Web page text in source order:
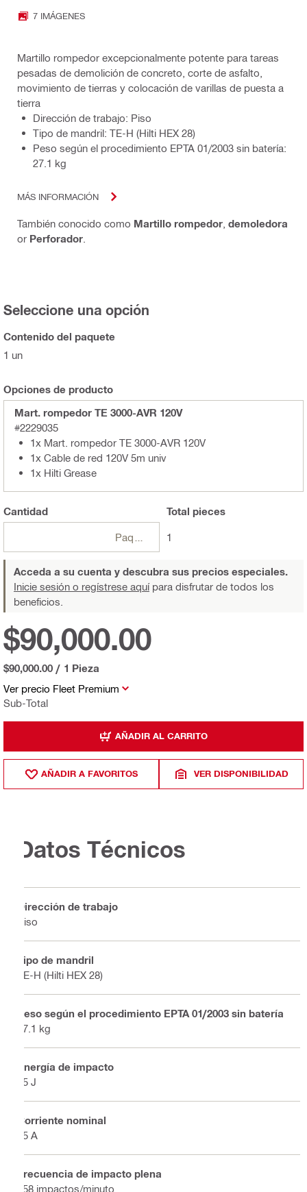
7 IMÁGENES
Martillo rompedor excepcionalmente potente para tareas
pesadas de demolición de concreto, corte de asfalto,
movimiento de tierras y colocación de varillas de puesta a
tierra
Dirección de trabajo: Piso
Tipo de mandril: TE-H (Hilti HEX 28)
Peso según el procedimiento EPTA 01/2003 sin batería:
27.1 kg
MÁS INFORMACIÓN
También conocido como Martillo rompedor demoledora
or Perforador
Seleccione una opción
Contenido del paquete
1 un
Opciones de producto
Mart. rompedor TE 3000-AVR 120V
#2229035
1x Mart. rompedor TE 3000-AVR 120V
1x Cable de red 120V 5m univ
1x Hilti Grease
Cantidad Total pieces
1
Acceda a su cuenta y descubra sus precios especiales.
Inicie sesión o regístrese aquípara disfrutar de todos los
beneficios.
Ver precio Fleet Premium
Sub-Total
$90,000.00
$90,000.00 / 1 Pieza
AÑADIR AL CARRITO
AÑADIR A FAVORITOS VER DISPONIBILIDAD
Datos Técnicos
Dirección de trabajo
Piso
Tipo de mandril
TE-H (Hilti HEX 28)
Peso según el procedimiento EPTA 01/2003 sin batería
27.1 kg
Energía de impacto
85 J
Corriente nominal
15 A
Frecuencia de impacto plena
858 impactos/minuto